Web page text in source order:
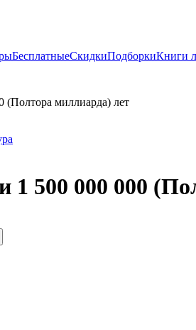
БесплатныеСкидкиПодборкиКниги
1 500 000 000